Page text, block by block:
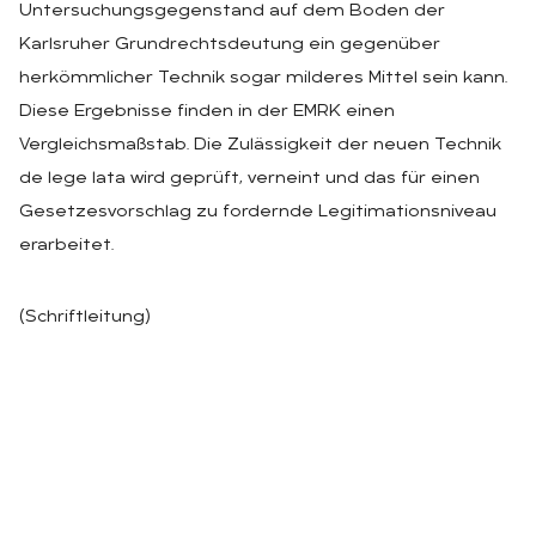
Untersuchungsgegenstand auf dem Boden der
Karlsruher Grundrechtsdeutung ein gegenüber
herkömmlicher Technik sogar milderes Mittel sein kann.
Diese Ergebnisse finden in der EMRK einen
Vergleichsmaßstab. Die Zulässigkeit der neuen Technik
de lege lata wird geprüft, verneint und das für einen
Gesetzesvorschlag zu fordernde Legitimationsniveau
erarbeitet.
(Schriftleitung)